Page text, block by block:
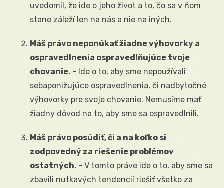
uvedomil, že ide o jeho život a to, čo sa v ňom
stane záleží len na nás a nie na iných.
Máš právo neponúkať žiadne výhovorky a
ospravedlnenia ospravedlňujúce tvoje
chovanie. – Ide o to, aby sme nepoužívali
sebaponižujúce ospravedlnenia, či nadbytočné
výhovorky pre svoje chovanie. Nemusíme mať
žiadny dôvod na to, aby sme sa ospravedlnili.
Máš právo posúdiť, či a na koľko si
zodpovedný za riešenie problémov
ostatných. – V tomto práve ide o to, aby sme sa
zbavili nutkavých tendencií riešiť všetko za